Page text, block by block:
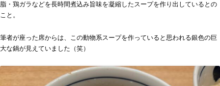
脂・鶏ガラなどを長時間煮込み旨味を凝縮したスープを作り出しているとの
こと。
筆者が座った席からは、この動物系スープを作っていると思われる銀色の巨
大な鍋が見えていました（笑）